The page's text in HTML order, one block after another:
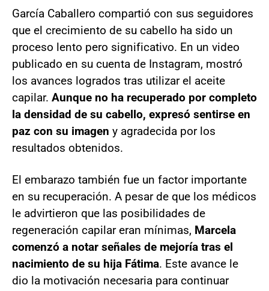
García Caballero compartió con sus seguidores
que el crecimiento de su cabello ha sido un
proceso lento pero significativo. En un video
publicado en su cuenta de Instagram, mostró
los avances logrados tras utilizar el aceite
capilar. Aunque no ha recuperado por completo
la densidad de su cabello, expresó sentirse en
paz con su imagen y agradecida por los
resultados obtenidos.
El embarazo también fue un factor importante
en su recuperación. A pesar de que los médicos
le advirtieron que las posibilidades de
regeneración capilar eran mínimas, Marcela
comenzó a notar señales de mejoría tras el
nacimiento de su hija Fátima. Este avance le
dio la motivación necesaria para continuar